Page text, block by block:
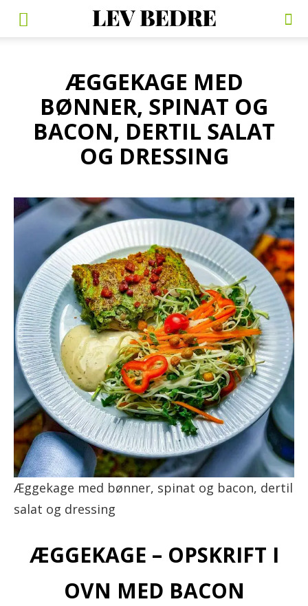
ÆGGEKAGE MED
BØNNER, SPINAT OG
BACON, DERTIL SALAT
OG DRESSING
Æggekage med bønner, spinat og bacon, dertil
salat og dressing
ÆGGEKAGE – OPSKRIFT I
OVN MED BACON